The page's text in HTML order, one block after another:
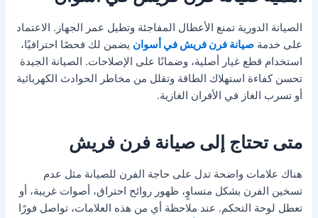
الصيانة الدورية تمنع الأعطال المفاجئة وتطيل عمر الجهاز. الاعتماد
على خدمةصيانة فرن فريش في أسوان يضمن لك فحصًا احترافيًا،
استخدام قطع غيار أصلية، وضمانًا على الإصلاحات. الصيانة الجيدة
تحسن كفاءة استهلاك الطاقة وتقلل من مخاطر الحوادث الكهربائية
أو تسرب الغاز في الأفران الغازية.
متى تحتاج إلى صيانة فرن فريش
هناك علامات واضحة تدل على حاجة الفرن للصيانة مثل عدم
تسخين الفرن بشكل متساوٍ، ظهور روائح احتراق، أصوات غريبة، أو
تعطل لوحة التحكم. عند ملاحظة أي من هذه العلامات، تواصل فورًا